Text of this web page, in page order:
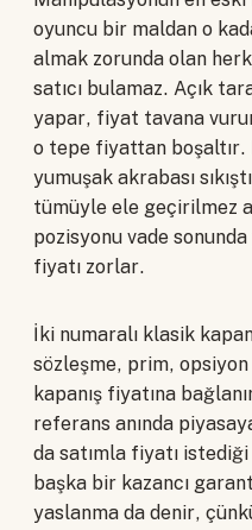
oyuncu bir maldan o
almak zorunda olan
satıcı bulamaz. Açık
yapar, fiyat tavana
o tepe fiyattan boşaltır.
yumuşak akrabası
tümüyle ele geçirilmez
pozisyonu vade
fiyatı zorlar.
İki numaralı klasik
sözleşme, prim,
kapanış fiyatına
referans anında
da satımla fiyatı
başka bir kazancı
yaslanma da denir,